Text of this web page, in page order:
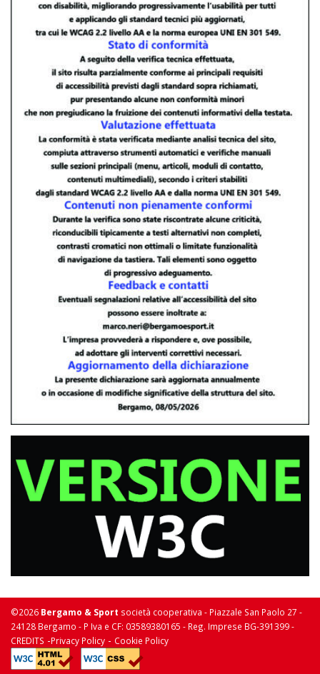
©2026 Bergamo & Sport società cooperativa - Piazzale San Paolo 27 -
24128 Bergamo - P Iva e CF: 03589380165 - Reg. Imprese BG-391399 -
CREDITS -Privacy Policy - Cookie Policy